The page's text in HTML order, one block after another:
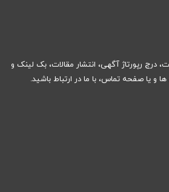
درج رپورتاژ آگهی، انتشار مقالات، بک لینک و
و یا صفحه تماس، با ما در ارتباط باشید.